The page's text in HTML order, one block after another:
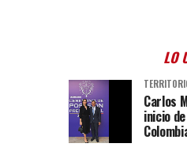
LO
Carlos
inicio